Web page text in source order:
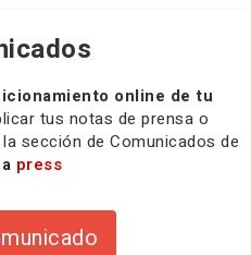
online de tu
tus notas de prensa o
sección de Comunicados de
press